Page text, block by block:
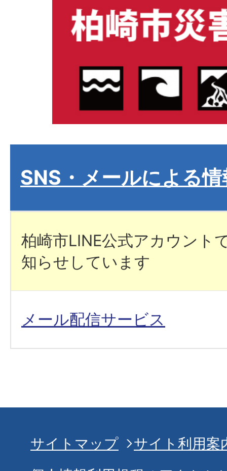
SNS・メールによる
柏崎市LINE公式アカウント
知らせしています
メール配信サービス
サイトマップ
サイト利用案